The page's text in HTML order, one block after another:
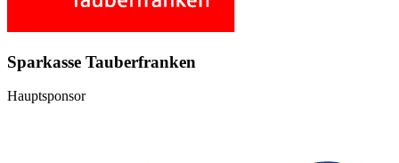
Sparkasse Tauberfranken
Hauptsponsor